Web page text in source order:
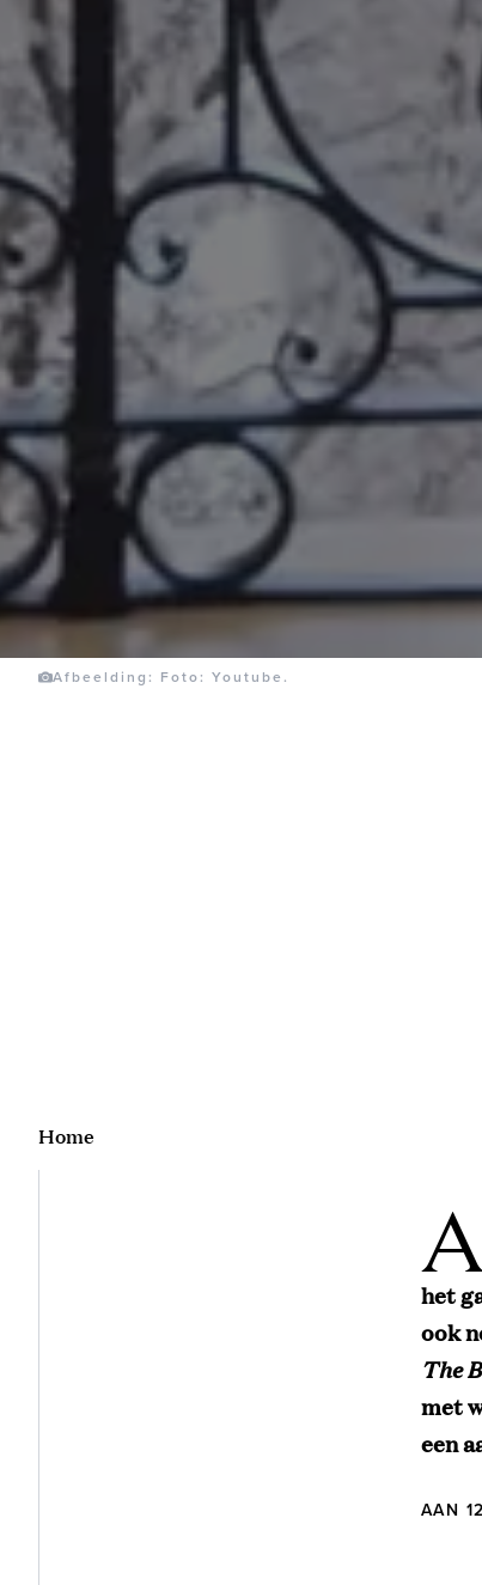
Afbeelding: Foto: Youtube.
Home
A
het
ook
The
met
een
AAN